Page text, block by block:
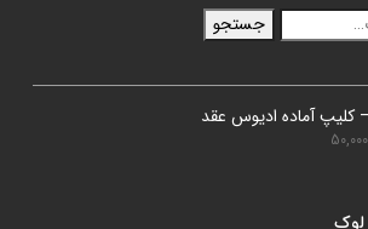
جستجو
50,000